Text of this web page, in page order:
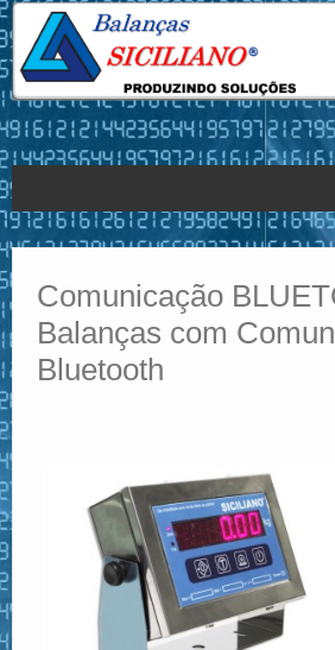
Empresa
Produtos
Sistemas
Serviços – Assistência Técnica
Comunicação
Balanças com
Bluetooth